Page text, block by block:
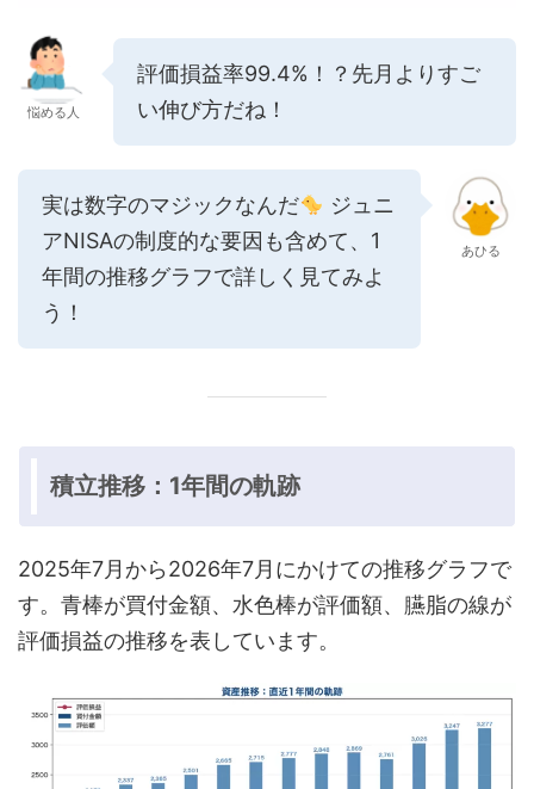
悩める人
評価損益率99.4%！？先月よりすご
い伸び方だね！
実は数字のマジックなんだ
ジュニ
アNISAの制度的な要因も含めて、1
年間の推移グラフで詳しく見てみよ
う！
あひる
積立推移：1年間の軌跡
2025年7月から2026年7月にかけての推移グラフで
す。青棒が買付金額、水色棒が評価額、臙脂の線が
評価損益の推移を表しています。